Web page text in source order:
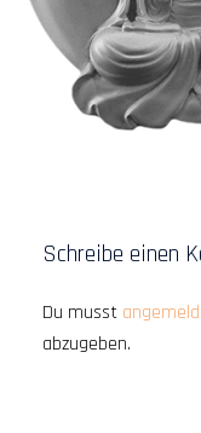
Schreibe einen
Du musst
abzugeben.